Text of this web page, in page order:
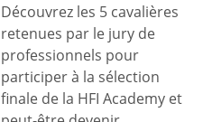
Découvrez les 5 cavalières
retenues par le jury de
professionnels pour
participer à la sélection
finale de la HFI Academy et